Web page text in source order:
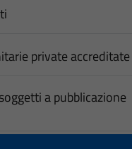
private accreditate
a pubblicazione